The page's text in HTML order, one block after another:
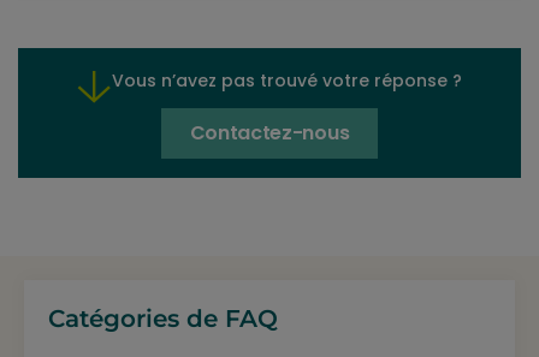
Catégories de FAQ
Vous n’avez pas trouvé votre réponse ?
Contactez-nous